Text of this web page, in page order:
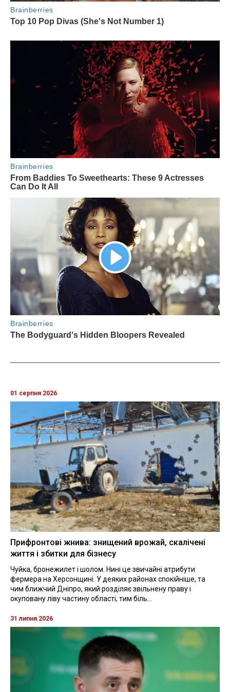
01 серпня 2026
Прифронтові жнива: знищений врожай, скалічені
життя і збитки для бізнесу
Чуйка, бронежилет і шолом. Нині це звичайні атрибути
фермера на Херсонщині. У деяких районах спокійніше, та
чим ближчий Дніпро, який розділяє звільнену праву і
окуповану ліву частину області, тим біль...
31 липня 2026